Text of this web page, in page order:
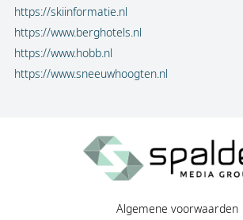
https://skiinformatie.nl
https://www.berghotels.nl
https://www.hobb.nl
https://www.sneeuwhoogten.nl
Algemene voorwaarden